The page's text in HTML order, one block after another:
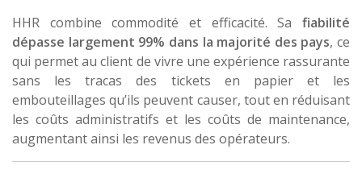
HHR combine commodité et efficacité. Sa fiabilité
dépasse largement 99% dans la majorité des pays, ce
qui permet au client de vivre une expérience rassurante
sans les tracas des tickets en papier et les
embouteillages qu’ils peuvent causer, tout en réduisant
les coûts administratifs et les coûts de maintenance,
augmentant ainsi les revenus des opérateurs.